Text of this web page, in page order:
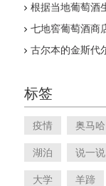
根据当地葡萄酒
七地窖葡萄酒商
古尔本的金斯代
标签
疫情 奥马哈
湖泊 说一说
大学 羊蹄